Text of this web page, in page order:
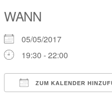
WANN
05/05/2017
19:30 - 22:00
ZUM KALENDER